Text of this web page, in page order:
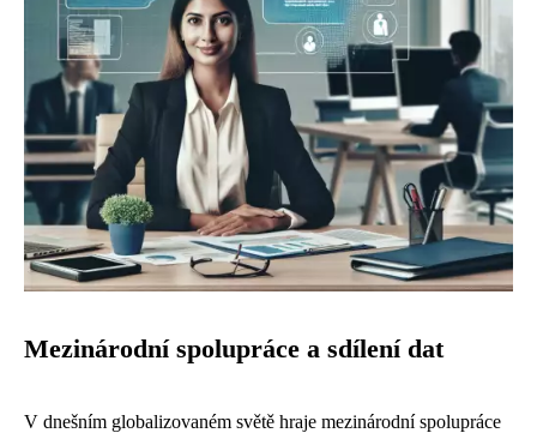
Mezinárodní spolupráce a sdílení dat
V dnešním globalizovaném světě hraje mezinárodní spolupráce